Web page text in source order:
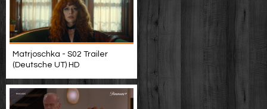
Matrjoschka - S02 Trailer
(Deutsche UT) HD